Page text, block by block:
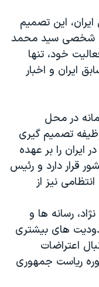
این تصمیم
شخصی سید محمد
خود، تنها
ایران و اخبار
در محل
تصمیم گیری
ایران را بر عهده
قرار دارد و رئيس
نیز از
رسانه ها و
های بیشتری
اعتراضات
ریاست جمهوری